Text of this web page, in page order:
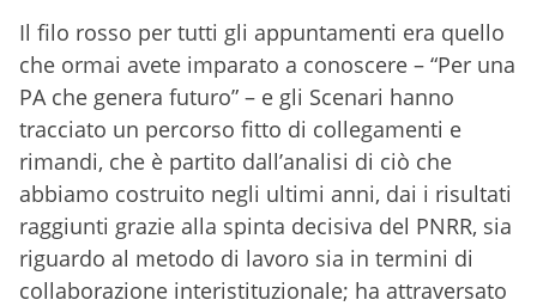
3.5 Scenario PA e futuro: le pubbliche
amministrazioni nei nuovi scenari internazionali
3.6 Tavola rotonda | Sovranità digitale, dinamiche
internazionali e impatto sulle politiche
dell’innovazione
3.7 Tavola rotonda | I nuovi scenari della
cybersecurity
3.8 Tavola rotonda | Governare con l’Intelligenza
artificiale, tra innovazione e partecipazione
Il filo rosso per tutti gli appuntamenti era quello
che ormai avete imparato a conoscere – “Per una
PA che genera futuro” – e gli Scenari hanno
tracciato un percorso fitto di collegamenti e
rimandi, che è partito dall’analisi di ciò che
abbiamo costruito negli ultimi anni, dai i risultati
raggiunti grazie alla spinta decisiva del PNRR, sia
riguardo al metodo di lavoro sia in termini di
collaborazione interistituzionale; ha attraversato